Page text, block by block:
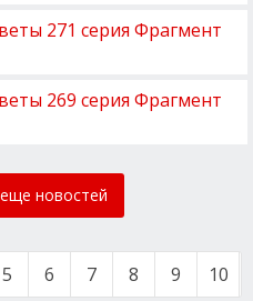
271 серия Фрагмент
269 серия Фрагмент
новостей
5 6 7 8 9 10